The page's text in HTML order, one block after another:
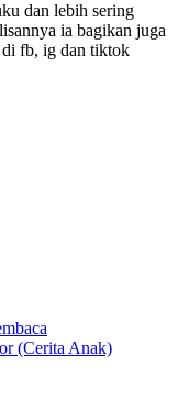
dan lebih sering
ia bagikan juga
fb, ig dan tiktok
(Cerita Anak)